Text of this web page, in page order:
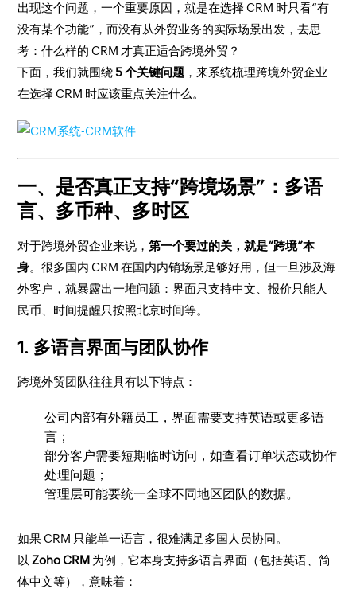
出现这个问题，一个重要原因，就是在选择 CRM 时只看“有
没有某个功能”，而没有从外贸业务的实际场景出发，去思
考：什么样的 CRM 才真正适合跨境外贸？
下面，我们就围绕5 个关键问题 ，来系统梳理跨境外贸企业
在选择 CRM 时应该重点关注什么。
一、是否真正支持“跨境场景”：多语
言、多币种、多时区
对于跨境外贸企业来说，第一个要过的关，就是“跨境”本
身。很多国内 CRM 在国内内销场景足够好用，但一旦涉及海
外客户，就暴露出一堆问题：界面只支持中文、报价只能人
民币、时间提醒只按照北京时间等。
1. 多语言界面与团队协作
跨境外贸团队往往具有以下特点：
公司内部有外籍员工，界面需要支持英语或更多语
言；
部分客户需要短期临时访问，如查看订单状态或协作
处理问题；
管理层可能要统一全球不同地区团队的数据。
如果 CRM 只能单一语言，很难满足多国人员协同。
以Zoho CRM 为例，它本身支持多语言界面（包括英语、简
体中文等），意味着：